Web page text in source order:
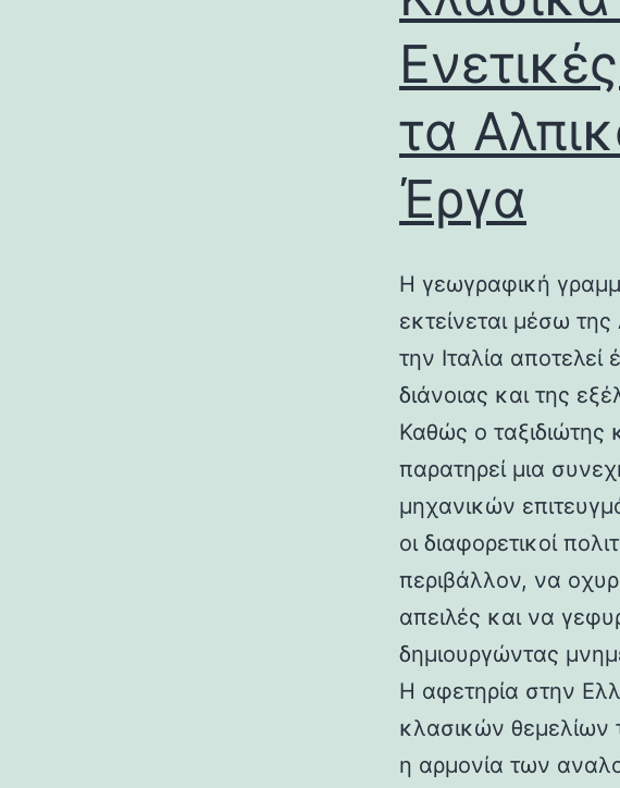
τα
Έργα
Η γεωγραφική
εκτείνεται μέσω
την Ιταλία
διάνοιας και της
Καθώς ο ταξιδιώτης
παρατηρεί μια
μηχανικών
οι διαφορετικοί
περιβάλλον, να
απειλές και να
δημιουργώντας
Η αφετηρία στην
κλασικών θεμελίων
η αρμονία των